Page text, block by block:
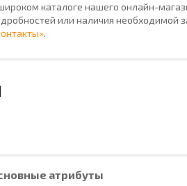
каталоге нашего онлайн-
или наличия необходимой
.
атрибуты